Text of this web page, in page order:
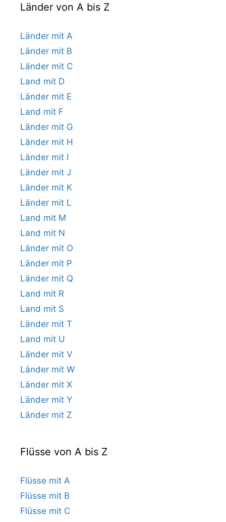
Länder von A bis Z
Länder mit A
Länder mit B
Länder mit C
Land mit D
Länder mit E
Land mit F
Länder mit G
Länder mit H
Länder mit I
Länder mit J
Länder mit K
Länder mit L
Land mit M
Land mit N
Länder mit O
Länder mit P
Länder mit Q
Land mit R
Land mit S
Länder mit T
Land mit U
Länder mit V
Länder mit W
Länder mit X
Länder mit Y
Länder mit Z
Flüsse von A bis Z
Flüsse mit A
Flüsse mit B
Flüsse mit C